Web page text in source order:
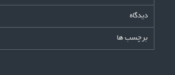
دیدگاه
برچسب ها